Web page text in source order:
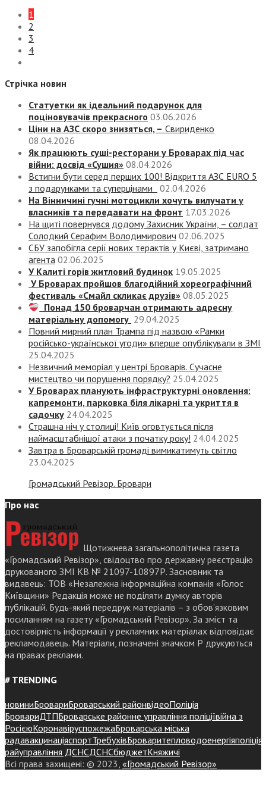
1
2
3
4
Стрічка новин
Статуетки як ідеальний подарунок для
поціновувачів прекрасного 03.06.2026
Ціни на АЗС скоро знизяться, – Свириденко
08.04.2026
Як працюють суші-ресторани у Броварах під час
війни: досвід «Сушия» 08.04.2026
Встигни бути серед перших 100! Відкриття АЗС EURO 5
з подарунками та суперцінами
02.04.2026
На Вінничині гучні мотоцикли хочуть вилучати у
власників та передавати на фронт 17.03.2026
На щиті повернувся додому Захисник України, – солдат
Солодкий Серафим Володимирович 02.06.2025
СБУ запобігла серії нових терактів у Києві, затримано
агента 02.06.2025
У Калиті горів житловий будинок 19.05.2025
У Броварах пройшов благодійний хореографічний
фестиваль «Смайл скликає друзів» 08.05.2025
Понад 150 броварчан отримають адресну
матеріальну допомогу 29.04.2025
Повний мирний план Трампа під назвою «‎Рамки
російсько-української угоди» вперше опублікували в ЗМІ
25.04.2025
Незвичний меморіал у центрі Броварів. Сучасне
мистецтво чи порушення порядку? 25.04.2025
У Броварах планують інфраструктурні оновлення:
капремонти, парковка біля лікарні та укриття в
садочку 24.04.2025
Страшна ніч у столиці! Київ оговтується після
наймасштабнішої атаки з початку року! 24.04.2025
Завтра в Броварській громаді вимикатимуть світло
23.04.2025
Громадський Ревізор. Бровари
Про нас
Щотижнева загальнополітична газета
«Громадський Ревізор», свідоцтво про державну реєстрацію
друкованого ЗМІ КВ № 21097-10897Р. Засновник та
видавець: ТОВ «Незалежна інформаційна компанія «Голос
Київщини» Редакція може не поділяти думку авторів
публікацій. Будь-який передрук матеріалів – з обов’язковим
посиланням на газету «Громадський Ревізор». За зміст та
достовірність інформації у рекламних матеріалах відповідає
рекламодавець. Матеріали, позначені значком Р друкуються
на правах реклами.
# TRENDING
новиниБровариБроварський районвідеоПоліція
БровариДТПБроварське районне управління поліціївійна з
РосієюКоронавіруспожежаБроварська міська
радавакцинаціяспортТребухівБроваритепловодоенергіяполіція
райуправління ДСНСДСНСбюджетКняжичі
Всі права захищені: © 2023, «Громадський Ревізор»